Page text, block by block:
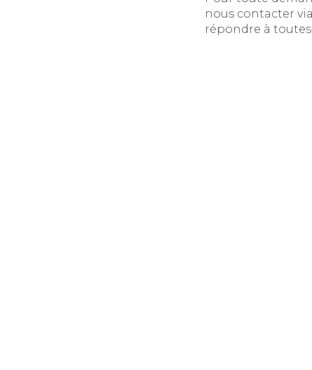
nous contacter
répondre à